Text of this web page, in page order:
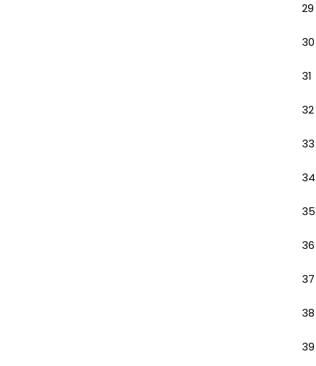
29
30
31
32
33
34
35
36
37
38
39